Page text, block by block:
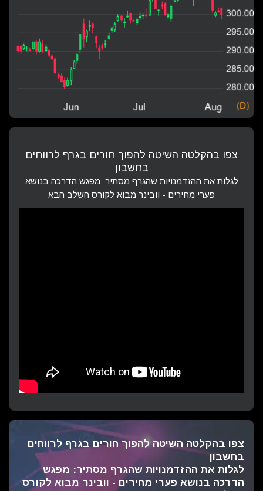
צפו בהקלטה השיטה להפוך חורים בגרף לרווחים
בחשבון
לגלות את ההזדמנויות שהגרף מסתיר: מפגש הדרכה בנושא
פערי מחירים - וובינר מבוא לקורס השלב הבא
צפו בהקלטה השיטה להפוך חורים בגרף לרווחים
בחשבון
לגלות את ההזדמנויות שהגרף מסתיר: מפגש
הדרכה בנושא פערי מחירים - וובינר מבוא לקורס